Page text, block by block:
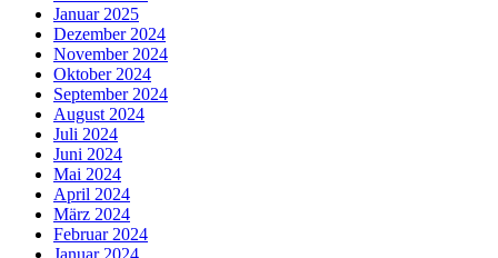
Januar 2025
Dezember 2024
November 2024
Oktober 2024
September 2024
August 2024
Juli 2024
Juni 2024
Mai 2024
April 2024
März 2024
Februar 2024